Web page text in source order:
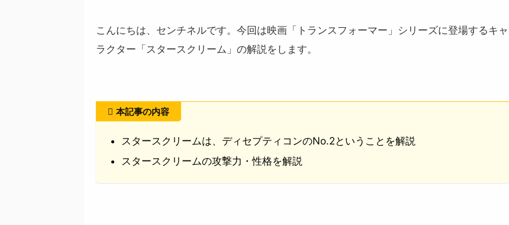
こんにちは、センチネルです。 今回は映画「トランスフォーマー」シリーズに登場するキャ
ラクター「スタースクリーム」の解説をします。
本記事の内容
スタースクリームは、ディセプティコンのNo.2ということを解説
スタースクリームの攻撃力・性格を解説